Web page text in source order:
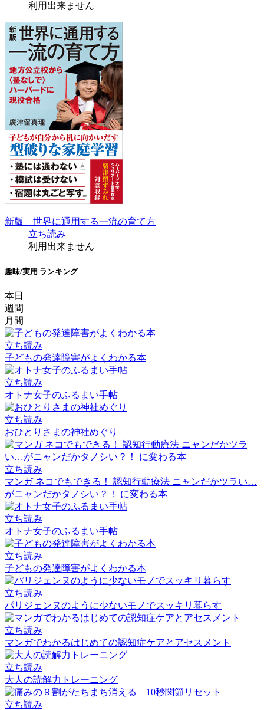
利用出来ません
新版 世界に通用する一流の育て方
立ち読み
利用出来ません
趣味/実用 ランキング
本日
週間
月間
立ち読み
子どもの発達障害がよくわかる本
立ち読み
オトナ女子のふるまい手帖
立ち読み
おひとりさまの神社めぐり
立ち読み
マンガ ネコでもできる！ 認知行動療法 ニャンだかツラい…
がニャンだかタノシい？！ に変わる本
立ち読み
オトナ女子のふるまい手帖
立ち読み
子どもの発達障害がよくわかる本
立ち読み
パリジェンヌのように少ないモノでスッキリ暮らす
立ち読み
マンガでわかるはじめての認知症ケアとアセスメント
立ち読み
大人の読解力トレーニング
立ち読み